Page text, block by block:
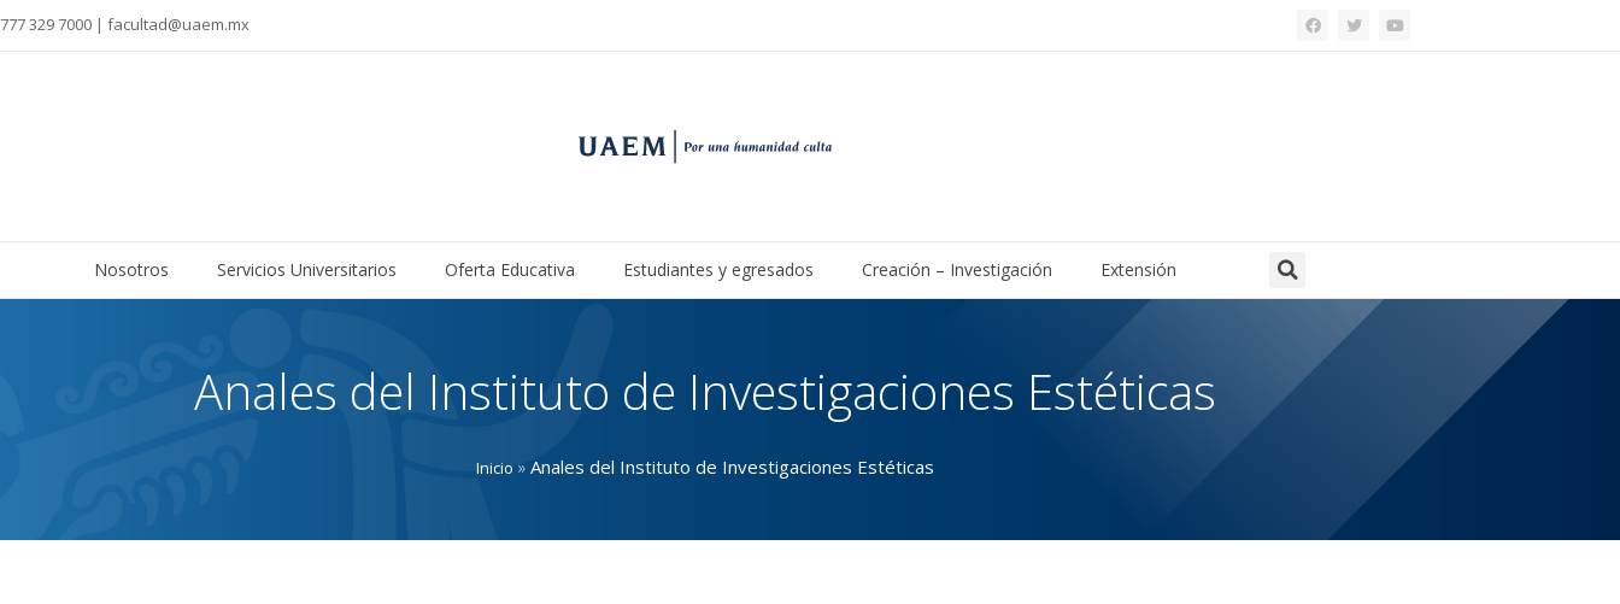
777 329 7000 | facultad@uaem.mx
Nosotros Servicios Universitarios Oferta Educativa Estudiantes y egresados Creación – Investigación Extensión
Anales del Instituto de Investigaciones Estéticas
Inicio » Anales del Instituto de Investigaciones Estéticas